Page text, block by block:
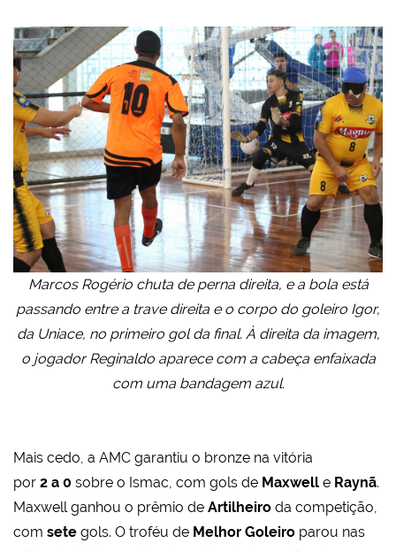
Marcos Rogério chuta de perna direita, e a bola está
passando entre a trave direita e o corpo do goleiro Igor,
da Uniace, no primeiro gol da final. À direita da imagem,
o jogador Reginaldo aparece com a cabeça enfaixada
com uma bandagem azul.
Mais cedo, a AMC garantiu o bronze na vitória
por 2 a 0 sobre o Ismac, com gols de Maxwell e Raynã.
Maxwell ganhou o prêmio de Artilheiro da competição,
com sete gols. O troféu de Melhor Goleiro parou nas